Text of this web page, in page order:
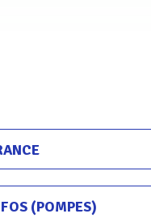
(POMPES)